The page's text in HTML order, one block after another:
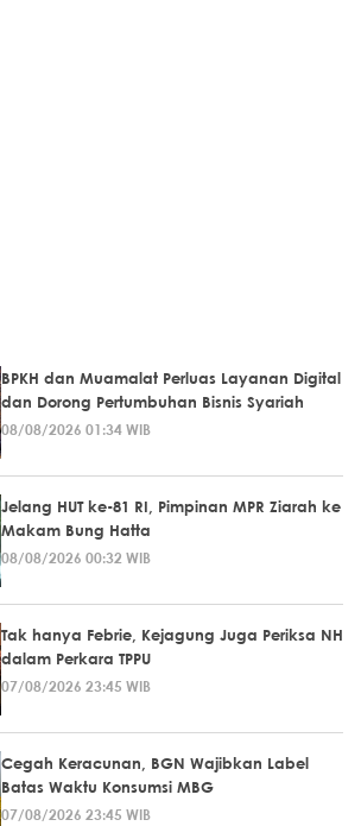
BPKH dan Muamalat Perluas Layanan Digital
dan Dorong Pertumbuhan Bisnis Syariah
08/08/2026 01:34 WIB
Jelang HUT ke-81 RI, Pimpinan MPR Ziarah ke
Makam Bung Hatta
08/08/2026 00:32 WIB
Tak hanya Febrie, Kejagung Juga Periksa NH
dalam Perkara TPPU
07/08/2026 23:45 WIB
Cegah Keracunan, BGN Wajibkan Label
Batas Waktu Konsumsi MBG
07/08/2026 23:45 WIB